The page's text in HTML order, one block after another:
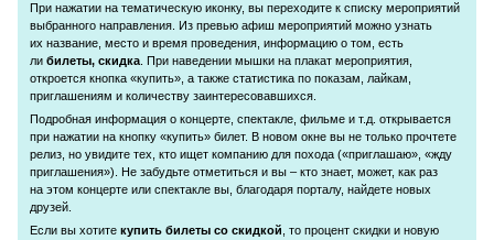
При нажатии на тематическую иконку, вы переходите к списку мероприятий
выбранного направления. Из превью афиш мероприятий можно узнать
их название, место и время проведения, информацию о том, есть
ли билеты, скидка . При наведении мышки на плакат мероприятия,
откроется кнопка «купить», а также статистика по показам, лайкам,
приглашениям и количеству заинтересовавшихся.
Подробная информация о концерте, спектакле, фильме и т.д. открывается
при нажатии на кнопку «купить» билет. В новом окне вы не только прочтете
релиз, но увидите тех, кто ищет компанию для похода («приглашаю», «жду
приглашения»). Не забудьте отметиться и вы – кто знает, может, как раз
на этом концерте или спектакле вы, благодаря порталу, найдете новых
друзей.
Если вы хотите купить билеты со скидкой , то процент скидки и новую